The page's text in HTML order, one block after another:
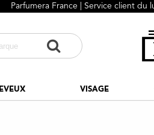
Parfumera France | Service client
VISAGE